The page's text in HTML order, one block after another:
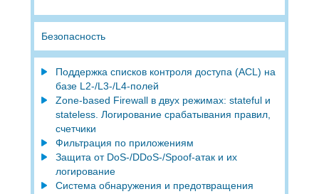
Безопасность
Поддержка списков контроля доступа (ACL) на
базе L2-/L3-/L4-полей
Zone-based Firewall в двух режимах: stateful и
stateless. Логирование срабатывания правил,
счетчики
Фильтрация по приложениям
Защита от DoS-/DDoS-/Spoof-атак и их
логирование
Система обнаружения и предотвращения